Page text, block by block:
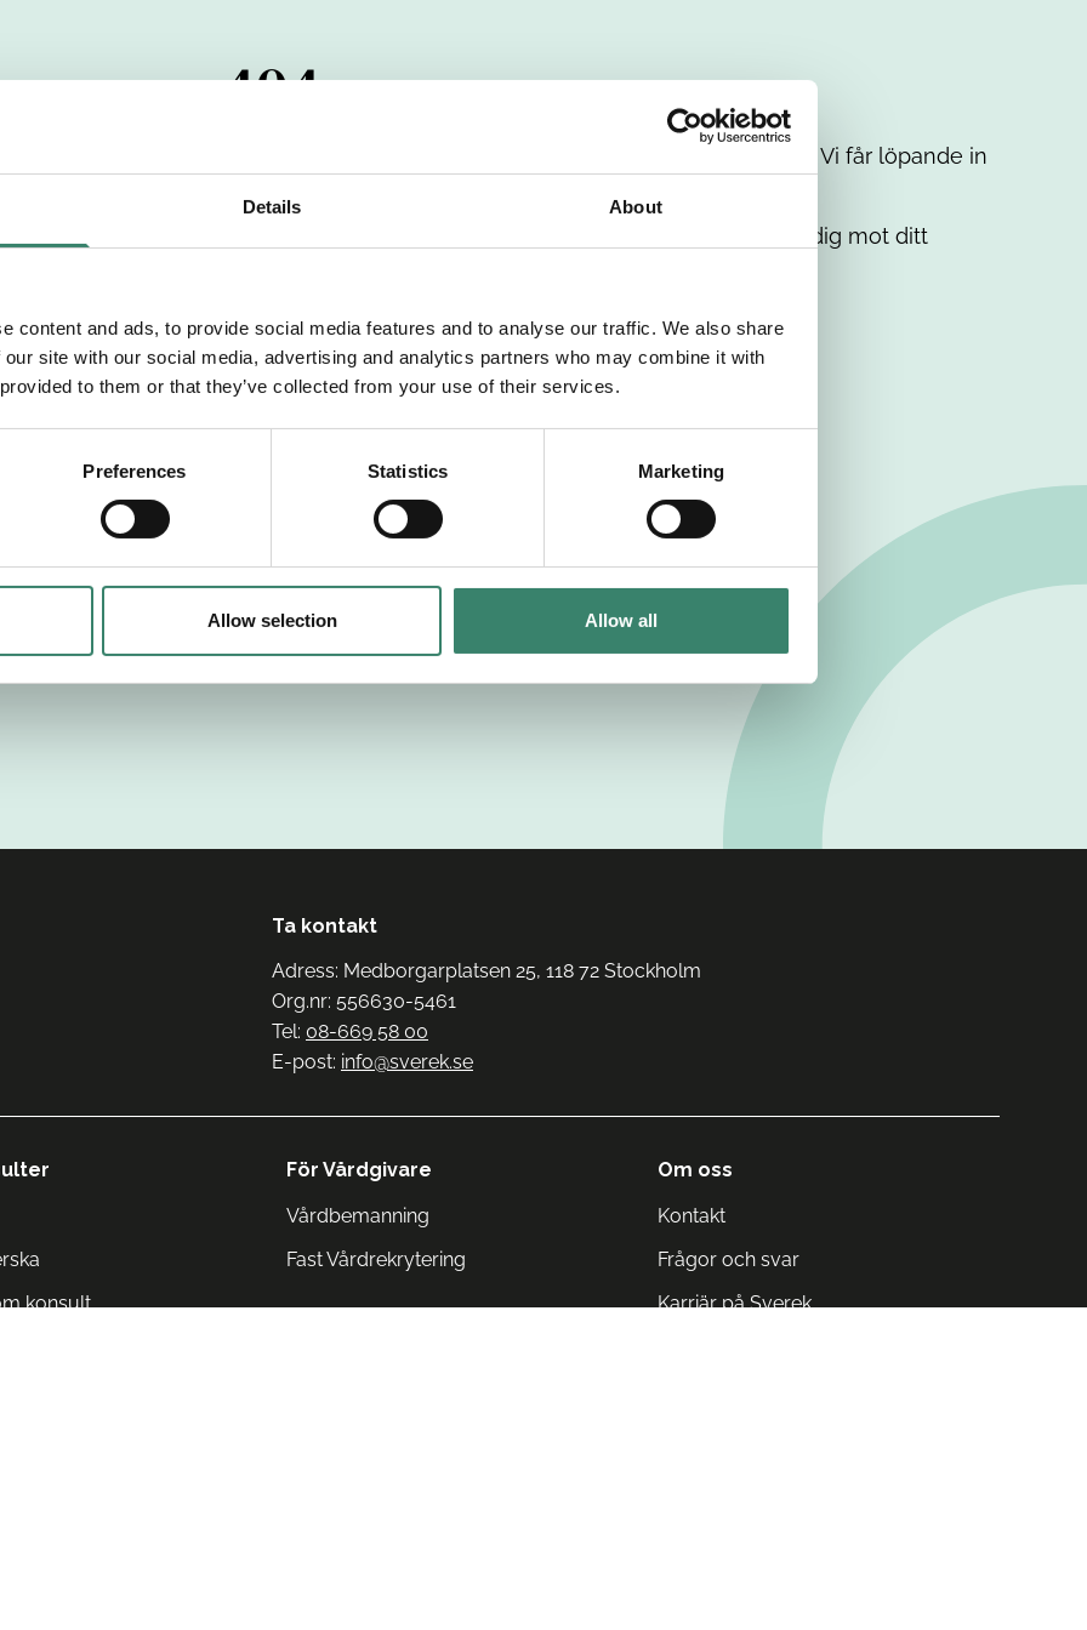
Details About
content and ads, to provide social media features and to analyse our traffic. We also share
site with our social media, advertising and analytics partners who may combine it with
to them or that they’ve collected from your use of their services.
Preferences Statistics Marketing
Allow selection Allow all
404
har passerats. Vi uppskattar verkligen ditt intresse. Misströsta inte. Vi får löpande in
dig med mer information om våra aktuella uppdrag. Tillsammans matchar vi dig mot ditt
Tillbaka till Sverek
Ta kontakt
Adress: Medborgarplatsen 25, 118 72 Stockholm
Org.nr: 556630-5461
Tel: 08-669 58 00
E-post: info@sverek.se
konsult
För Vårdgivare
Vårdbemanning
Fast Vårdrekrytering
Om oss
Kontakt
Frågor och svar
Karriär på Sverek